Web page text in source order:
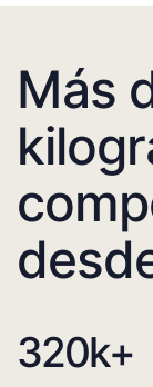
Más
320k+